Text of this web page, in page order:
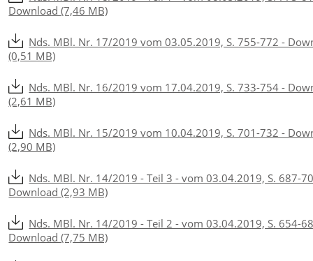
Download (7,46 MB)
Nds. MBl. Nr. 17/2019 vom 03.05.2019, S. 755-772 -
(0,51 MB)
Nds. MBl. Nr. 16/2019 vom 17.04.2019, S. 733-754 -
(2,61 MB)
Nds. MBl. Nr. 15/2019 vom 10.04.2019, S. 701-732 -
(2,90 MB)
Nds. MBl. Nr. 14/2019 - Teil 3 - vom 03.04.2019, S. 687-
Download (2,93 MB)
Nds. MBl. Nr. 14/2019 - Teil 2 - vom 03.04.2019, S. 654-
Download (7,75 MB)